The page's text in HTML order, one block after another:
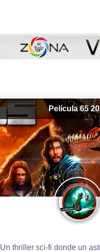
Película 65
Un thriller sci-fi donde un